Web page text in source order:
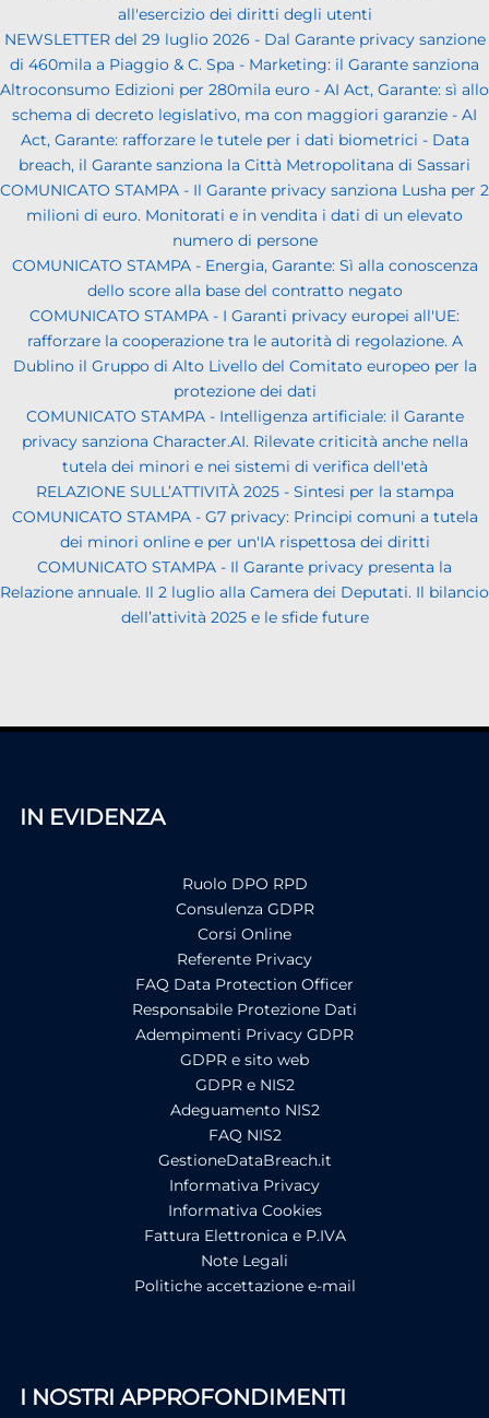
all'esercizio dei diritti degli utenti
NEWSLETTER del 29 luglio 2026 - Dal Garante privacy sanzione
di 460mila a Piaggio & C. Spa - Marketing: il Garante sanziona
Altroconsumo Edizioni per 280mila euro - AI Act, Garante: sì allo
schema di decreto legislativo, ma con maggiori garanzie - AI
Act, Garante: rafforzare le tutele per i dati biometrici - Data
breach, il Garante sanziona la Città Metropolitana di Sassari
COMUNICATO STAMPA - Il Garante privacy sanziona Lusha per 2
milioni di euro. Monitorati e in vendita i dati di un elevato
numero di persone
COMUNICATO STAMPA - Energia, Garante: Sì alla conoscenza
dello score alla base del contratto negato
COMUNICATO STAMPA - I Garanti privacy europei all'UE:
rafforzare la cooperazione tra le autorità di regolazione. A
Dublino il Gruppo di Alto Livello del Comitato europeo per la
protezione dei dati
COMUNICATO STAMPA - Intelligenza artificiale: il Garante
privacy sanziona Character.AI. Rilevate criticità anche nella
tutela dei minori e nei sistemi di verifica dell'età
RELAZIONE SULL’ATTIVITÀ 2025 - Sintesi per la stampa
COMUNICATO STAMPA - G7 privacy: Principi comuni a tutela
dei minori online e per un'IA rispettosa dei diritti
COMUNICATO STAMPA - Il Garante privacy presenta la
Relazione annuale. Il 2 luglio alla Camera dei Deputati. Il bilancio
dell’attività 2025 e le sfide future
IN EVIDENZA
Ruolo DPO RPD
Consulenza GDPR
Corsi Online
Referente Privacy
FAQ Data Protection Officer
Responsabile Protezione Dati
Adempimenti Privacy GDPR
GDPR e sito web
GDPR e NIS2
Adeguamento NIS2
FAQ NIS2
GestioneDataBreach.it
Informativa Privacy
Informativa Cookies
Fattura Elettronica e P.IVA
Note Legali
Politiche accettazione e-mail
I NOSTRI APPROFONDIMENTI